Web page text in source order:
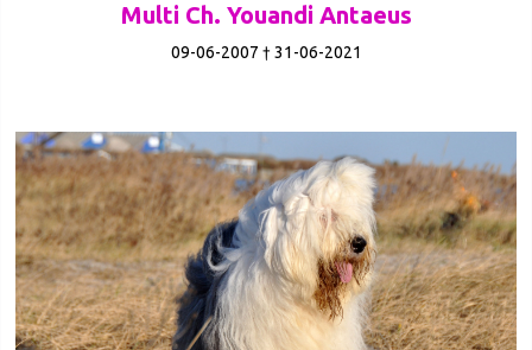
Multi Ch. Youandi Antaeus
09-06-2007 † 31-06-2021